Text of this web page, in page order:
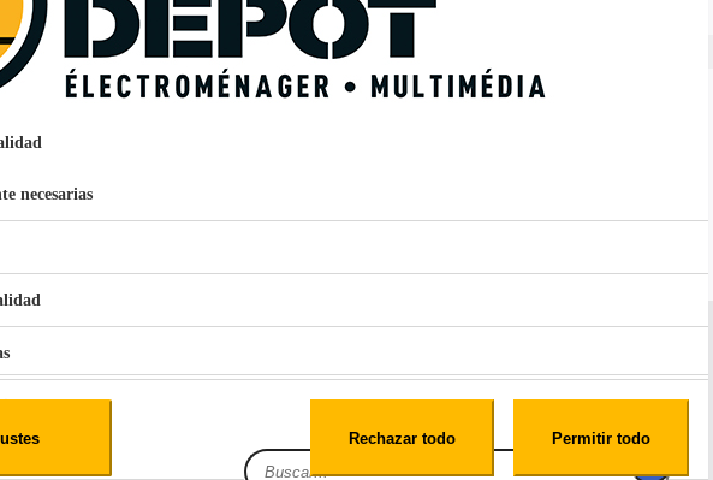
1,1L Limpia Sofás Alfombras Coche SP3
159€ 96
Pago aplazos
EcoTank EPSON ET-2861
necesarias
Rechazar todo Permitir todo